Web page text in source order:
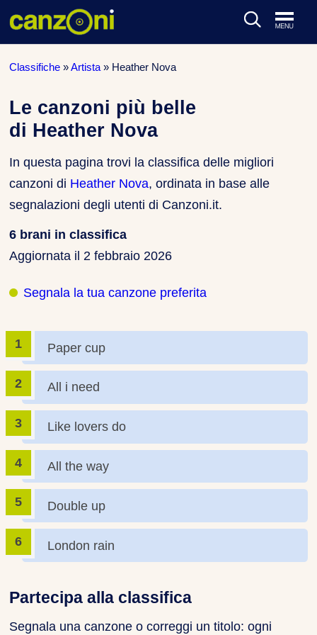
CONCERTI DAL VIVO
Classifiche »Artista » Heather Nova
Le canzoni più belle
di Heather Nova
In questa pagina trovi la classifica delle migliori
canzoni di Heather Nova, ordinata in base alle
segnalazioni degli utenti di Canzoni.it.
6 brani in classifica
Aggiornata il2 febbraio 2026
Segnala la tua canzone preferita
Paper cup
All i need
Like lovers do
All the way
Double up
London rain
Partecipa alla classifica
Segnala una canzone o correggi un titolo: ogni